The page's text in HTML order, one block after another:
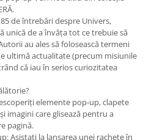
de întrebări despre Univers,
unică de a învăța tot ce trebuie să
au ales să folosească termeni
ultimă actualitate (precum misiunile
că iau în serios curiozitatea
elemente pop-up, clapete
imagini care glisează pentru a
pagină.
Asistați la lansarea unei rachete în